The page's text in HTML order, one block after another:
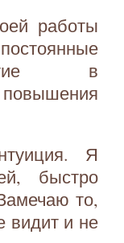
работы
в
Я
быстро
то,
видит и не